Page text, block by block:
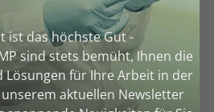
ist das höchste Gut -
sind stets bemüht, Ihnen die
Lösungen für Ihre Arbeit in der
aktuellen Newsletter